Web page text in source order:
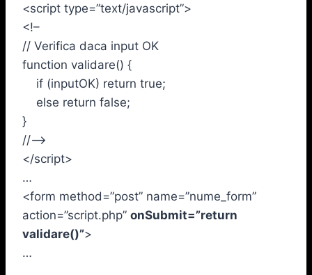
<script type=”text/javascript”>
<!–
// Verifica daca input OK
function validare() {
if (inputOK) return true;
else return false;
}
//–>
</script>
…
<form method=”post” name=”nume_form”
action=”script.php” onSubmit=”return
validare()”>
…